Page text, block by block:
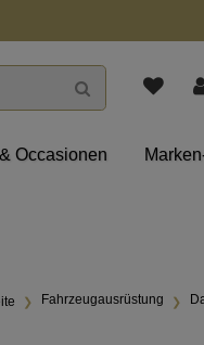
Occasionen
Fahrzeugausrüstung